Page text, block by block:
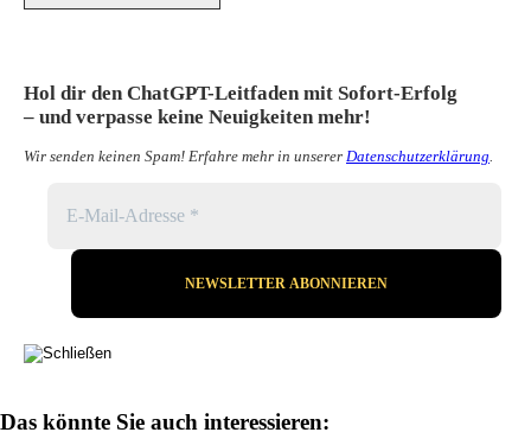
Hol dir den ChatGPT-Leitfaden mit Sofort-Erfolg
– und verpasse keine Neuigkeiten mehr!
Wir senden keinen Spam! Erfahre mehr in unserer Datenschutzerklärung.
Das könnte Sie auch interessieren: